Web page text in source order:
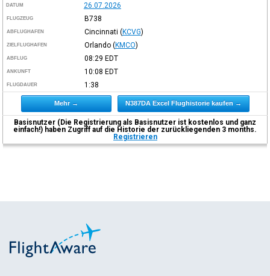
DATUM 26.07.2026
FLUGZEUG B738
ABFLUGHAFEN Cincinnati (KCVG)
ZIELFLUGHAFEN Orlando (KMCO)
ABFLUG 08:29 EDT
ANKUNFT 10:08 EDT
FLUGDAUER 1:38
Mehr → N387DA Excel Flughistorie kaufen →
Basisnutzer (Die Registrierung als Basisnutzer ist kostenlos und ganz
einfach!) haben Zugriff auf die Historie der zurückliegenden 3 months.
Registrieren